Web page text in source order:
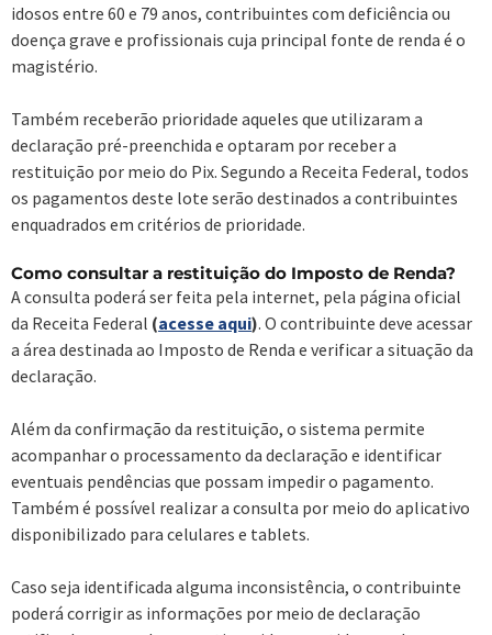
idosos entre 60 e 79 anos, contribuintes com deficiência ou
doença grave e profissionais cuja principal fonte de renda é o
magistério.
Também receberão prioridade aqueles que utilizaram a
declaração pré-preenchida e optaram por receber a
restituição por meio do Pix. Segundo a Receita Federal, todos
os pagamentos deste lote serão destinados a contribuintes
enquadrados em critérios de prioridade.
Como consultar a restituição do Imposto de Renda?
A consulta poderá ser feita pela internet, pela página oficial
da Receita Federal (acesse aqui). O contribuinte deve acessar
a área destinada ao Imposto de Renda e verificar a situação da
declaração.
Além da confirmação da restituição, o sistema permite
acompanhar o processamento da declaração e identificar
eventuais pendências que possam impedir o pagamento.
Também é possível realizar a consulta por meio do aplicativo
disponibilizado para celulares e tablets.
Caso seja identificada alguma inconsistência, o contribuinte
poderá corrigir as informações por meio de declaração